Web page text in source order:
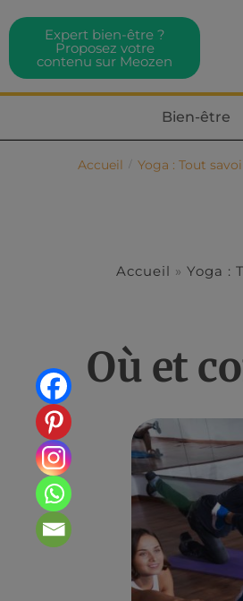
Expert bien-être ?
Proposez votre
contenu sur Meozen
Bien-être
Accueil Yoga : Tout
Accueil » Yoga :
Où et